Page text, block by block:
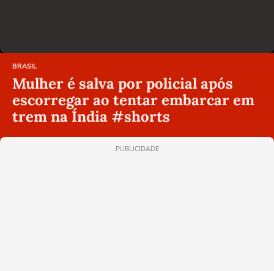
BRASIL
Mulher é salva por policial após
escorregar ao tentar embarcar em
trem na Índia #shorts
PUBLICIDADE